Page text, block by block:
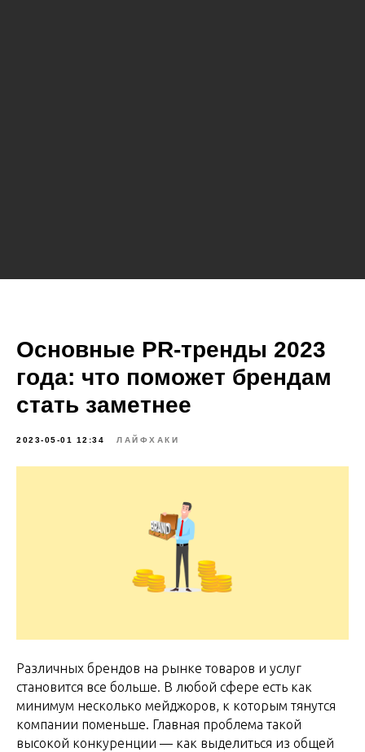
Основные PR-тренды 2023
года: что поможет брендам
стать заметнее
2023-05-01 12:34 ЛАЙФХАКИ
Различных брендов на рынке товаров и услуг
становится все больше. В любой сфере есть как
минимум несколько мейджоров, к которым тянутся
компании поменьше. Главная проблема такой
высокой конкуренции — как выделиться из общей